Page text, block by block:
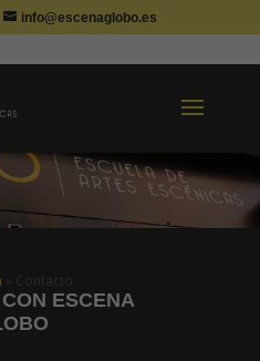
info@escenaglobo.es
ESCENA